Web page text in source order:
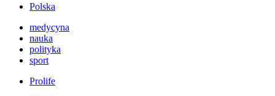
Polska
medycyna
nauka
polityka
sport
Prolife